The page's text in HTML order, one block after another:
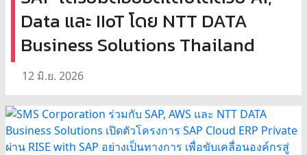
Data และ IIoT โดย NTT DATA
Business Solutions Thailand
12 มิ.ย. 2026